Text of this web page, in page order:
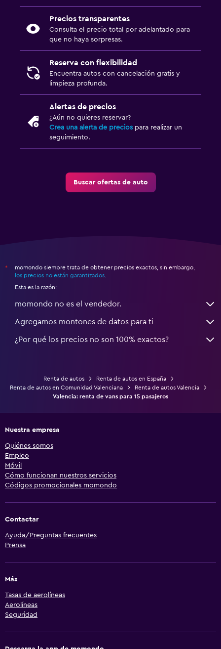
Precios transparentes
Consulta el precio total por adelantado para
que no haya sorpresas.
Reserva con flexibilidad
Encuentra autos con cancelación gratis y
limpieza profunda.
Alertas de precios
¿Aún no quieres reservar?
Crea una alerta de precios para realizar un
seguimiento.
Buscar ofertas de auto
*
momondo siempre trata de obtener precios exactos, sin embargo,
los precios no están garantizados.
Esta es la razón:
momondo no es el vendedor.
Agregamos montones de datos para ti
¿Por qué los precios no son 100% exactos?
Renta de autos
Renta de autos en España
Renta de autos en Comunidad Valenciana
Renta de autos Valencia
Valencia: renta de vans para 15 pasajeros
Nuestra empresa
Quiénes somos
Empleo
Móvil
Cómo funcionan nuestros servicios
Códigos promocionales momondo
Contactar
Ayuda/Preguntas frecuentes
Prensa
Más
Tasas de aerolíneas
Aerolíneas
Seguridad